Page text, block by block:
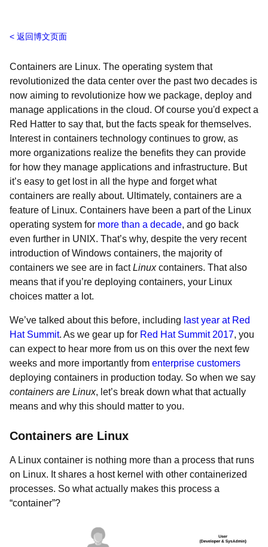
返回博文页面
Containers are Linux. The operating system that
revolutionized the data center over the past two decades is
now aiming to revolutionize how we package, deploy and
manage applications in the cloud. Of course you'd expect a
Red Hatter to say that, but the facts speak for themselves.
Interest in containers technology continues to grow, as
more organizations realize the benefits they can provide
for how they manage applications and infrastructure. But
it’s easy to get lost in all the hype and forget what
containers are really about. Ultimately, containers are a
feature of Linux. Containers have been a part of the Linux
operating system for more than a decade, and go back
even further in UNIX. That’s why, despite the very recent
introduction of Windows containers, the majority of
containers we see are in factLinuxcontainers. That also
means that if you’re deploying containers, your Linux
choices matter a lot.
We’ve talked about this before, including last year at Red
Hat Summit. As we gear up for Red Hat Summit 2017, you
can expect to hear more from us on this over the next few
weeks and more importantly from enterprise customers
deploying containers in production today. So when we say
containers are Linux, let’s break down what that actually
means and why this should matter to you.
Containers are Linux
A Linux container is nothing more than a process that runs
on Linux. It shares a host kernel with other containerized
processes. So what actually makes this process a
“container”?